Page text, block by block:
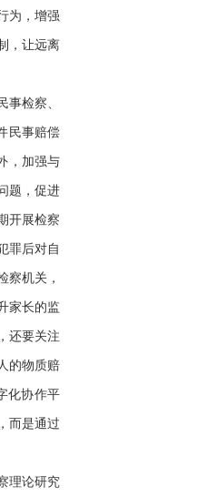
为，增强
，让远离
检察、
民事赔偿
，加强与
题，促进
开展检察
罪后对自
察机关，
家长的监
还要关注
的物质赔
化协作平
而是通过
理论研究